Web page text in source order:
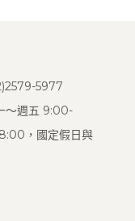
5977
～週五 9:00-
，國定假日與